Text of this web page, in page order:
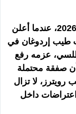
وجاء التطور الأبرز، الثلاثاء 7 تموز/يوليو 2026، عندما أعلن
طيب إردوغان في
عزمه رفع
صفقة محتملة
وبحسب رويترز، لا تزال
داخل